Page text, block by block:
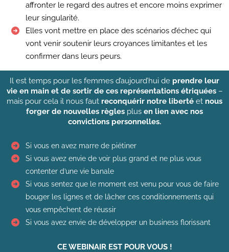
affronter le regard des autres et encore moins exprimer
leur singularité.
Elles vont mettre en place des scénarios d’échec qui
vont venir soutenir leurs croyances limitantes et les
confirmer dans leurs peurs.
Il est temps pour les femmes d’aujourd’hui de prendre leur
vie en main et de sortir de ces représentations étriquées–
mais pour cela il nous faut reconquérir notre liberté et nous
forger de nouvelles règles plus en lien avec nos
convictions personnelles.
Si vous en avez marre de piétiner
Si vous avez envie de voir plus grand et ne plus vous
contenter d’une vie banale
Si vous sentez que le moment est venu pour vous de faire
bouger les lignes et de lâcher ces conditionnements qui
vous empêchent de réussir
Si vous avez envie de développer un business florissant
CE WEBINAIR EST POUR VOUS !